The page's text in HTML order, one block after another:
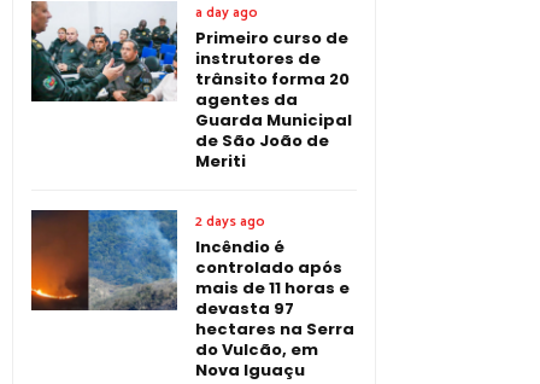
a day ago
Primeiro curso de
instrutores de
trânsito forma 20
agentes da
Guarda Municipal
de São João de
Meriti
2 days ago
Incêndio é
controlado após
mais de 11 horas e
devasta 97
hectares na Serra
do Vulcão, em
Nova Iguaçu